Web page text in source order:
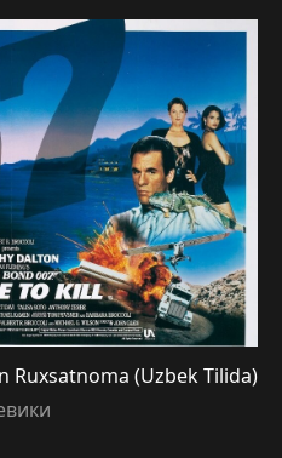
Ruxsatnoma (Uzbek Tilida)